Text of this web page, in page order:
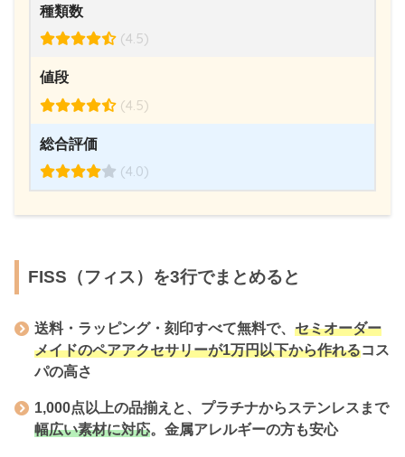
種類数
(4.5)
値段
(4.5)
総合評価
(4.0)
FISS（フィス）を3行でまとめると
送料・ラッピング・刻印すべて無料で、 セミオーダー
メイドのペアアクセサリーが1万円以下から作れるコス
パの高さ
1,000点以上の品揃え と、プラチナからステンレスまで
幅広い素材に対応。金属アレルギーの方も安心